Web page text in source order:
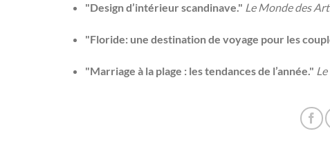
"Design d’intérieur scandinave." Le Monde des
"Floride: une destination de voyage pour les
"Marriage à la plage : les tendances de l’année."